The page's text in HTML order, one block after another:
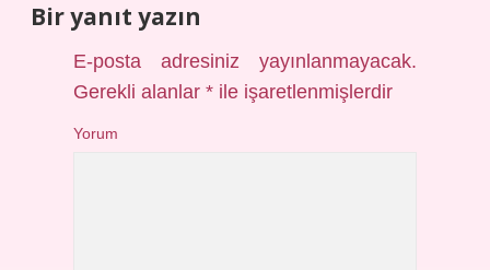
Bir yanıt yazın
E-posta adresiniz yayınlanmayacak.
Gerekli alanlar* ile işaretlenmişlerdir
Yorum